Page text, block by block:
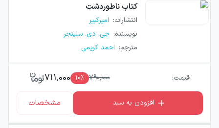
کتاب ناطوردشت
انتشارات: امیرکبیر
نویسنده: جی. دی. سلینجر
مترجم: احمد کریمی
قیمت: 790,000
10٪ 711,000
افزودن به سبد مشخصات